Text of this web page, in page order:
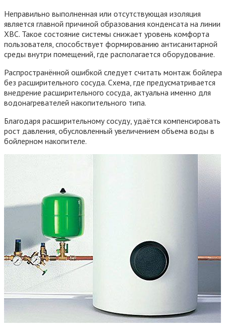
Неправильно выполненная или отсутствующая изоляция
является главной причиной образования конденсата на линии
ХВС. Такое состояние системы снижает уровень комфорта
пользователя, способствует формированию антисанитарной
среды внутри помещений, где располагается оборудование.
Распространённой ошибкой следует считать монтаж бойлера
без расширительного сосуда. Схема, где предусматривается
внедрение расширительного сосуда, актуальна именно для
водонагревателей накопительного типа.
Благодаря расширительному сосуду, удаётся компенсировать
рост давления, обусловленный увеличением объема воды в
бойлерном накопителе.